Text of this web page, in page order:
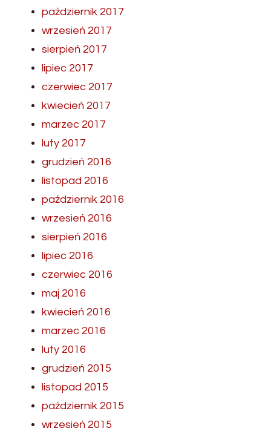
październik 2017
wrzesień 2017
sierpień 2017
lipiec 2017
czerwiec 2017
kwiecień 2017
marzec 2017
luty 2017
grudzień 2016
listopad 2016
październik 2016
wrzesień 2016
sierpień 2016
lipiec 2016
czerwiec 2016
maj 2016
kwiecień 2016
marzec 2016
luty 2016
grudzień 2015
listopad 2015
październik 2015
wrzesień 2015